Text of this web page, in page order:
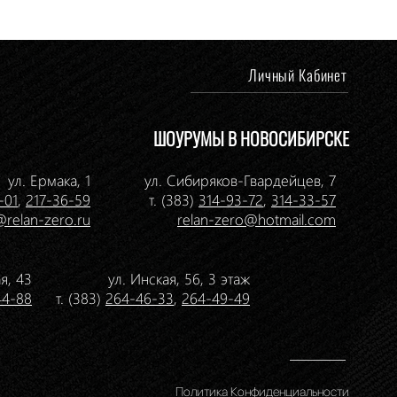
Личный Кабинет
ШОУРУМЫ В НОВОСИБИРСКЕ
ул. Ермака, 1
, 217-36-59
zero.ru
ул. Сибиряков-Гвардейцев, 7
т. (383) 314-93-72, 314-33-57
relan-zero@hotmail.com
43
88
ул. Инская, 56, 3 этаж
т. (383) 264-46-33, 264-49-49
Политика Конфиденциальности